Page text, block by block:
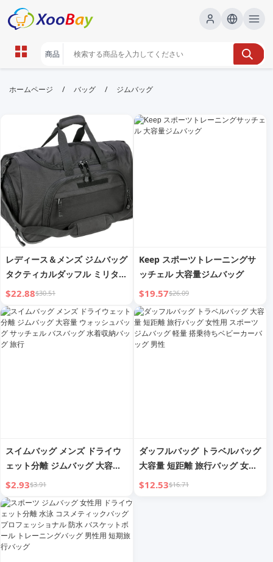
ジムバッグ | XOOBAY B2B/B2C
ジムバッグ,スポーツバッグ,トレーニング, wholesale
ジムバッグ, XOOBAY
ジムバッグの人気モデルを詳しく紹介します
ホームページ / バッグ / ジムバッグ
レディース＆メンズ ジムバッグ
タクティカルダッフル ミリタリ
ーウィークエンダー ワークアウ
ト 軽量 防水 スポーツトート シ
ューズポケット ブラック
$22.88$30.51
Keep スポーツトレーニングサ
ッチェル 大容量ジムバッグ
$19.57$26.09
スイムバッグ メンズ ドライウ
ェット分離 ジムバッグ 大容量
ウォッシュバッグ サッチェル
バスバッグ 水着収納バッグ 旅
行
$2.93$3.91
ダッフルバッグ トラベルバッグ
大容量 短距離 旅行バッグ 女性
用 スポーツ ジムバッグ 軽量 搭
$12.53$16.71